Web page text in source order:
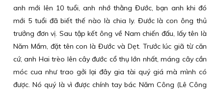
anh mới lên 10 tuổi, anh nhớ thằng Đước, bạn anh khi đó
mới 5 tuổi đã biết thế nào là chia ly. Đước là con ông thủ
trưởng đơn vị. Sau tập kết ông về Nam chiến đấu, lấy tên là
Năm Mắm, đặt tên con là Đước và Dẹt. Trước lúc giã từ căn
cứ, anh Hai trèo lên cây đước cổ thụ lớn nhất, máng cây cần
móc cua như trao gởi lại đây gia tài quý giá mà mình có
được. Nó quý là vì được chính tay bác Năm Công (Lê Công